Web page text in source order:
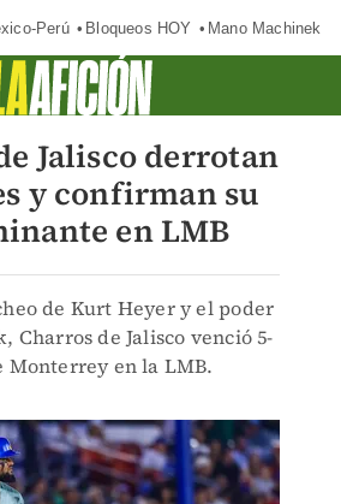
Perú Bloqueos HOY Mano Machinek
Jalisco derrotan
y confirman su
en LMB
de Kurt Heyer y el poder
Charros de Jalisco venció 5-
Monterrey en la LMB.